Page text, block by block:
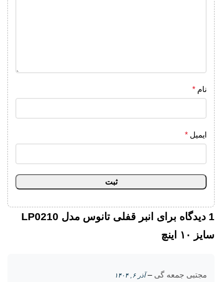
1 دیدگاه برای
انبر قفلی تانوس مدل LP0210
سایز ۱۰ اینچ
مجتبی جمعه گی – آذر ۶, ۱۴۰۴
نام *
ایمیل *